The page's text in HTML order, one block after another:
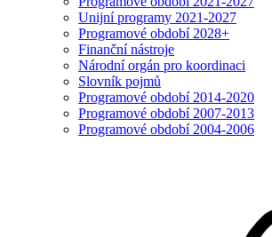
Unijní programy 2021-2027
Programové období 2028+
Finanční nástroje
Národní orgán pro koordinaci
Slovník pojmů
Programové období 2014-2020
Programové období 2007-2013
Programové období 2004-2006